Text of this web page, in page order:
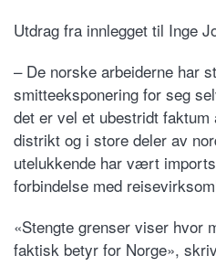
Utdrag fra innlegget til Inge
– De norske arbeiderne har
smitteeksponering for seg
det er vel et ubestridt
distrikt og i store deler av
utelukkende har vært
forbindelse med
«Stengte grenser viser hvor
faktisk betyr for Norge»,